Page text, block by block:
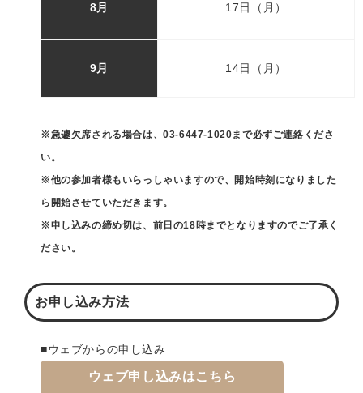
8月 17日（月）
9月 14日（月）
※急遽欠席される場合は、03-6447-1020まで必ずご連絡くださ
い。
※他の参加者様もいらっしゃいますので、開始時刻になりました
ら開始させていただきます。
※申し込みの締め切は、前日の18時までとなりますのでご了承く
ださい。
お申し込み方法
■ウェブからの申し込み
ウェブ申し込みはこちら